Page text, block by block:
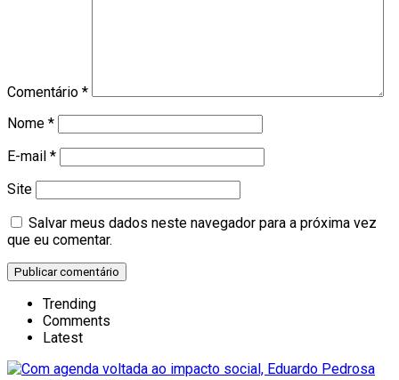
Comentário *
Nome *
E-mail *
Site
Salvar meus dados neste navegador para a próxima vez
que eu comentar.
Trending
Comments
Latest